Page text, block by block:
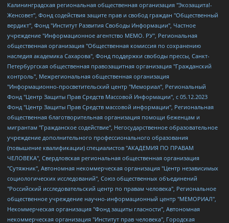
Калининградская региональная общественная организация "Экозащита!-Женсовет", Фонд содействия защите прав и свобод граждан "Общественный вердикт", Фонд "Институт Развития Свободы Информации", Частное учреждение "Информационное агентство МЕМО. РУ", Региональная общественная организация "Общественная комиссия по сохранению наследия академика Сахарова", Фонд поддержки свободы прессы, Санкт-Петербургская общественная правозащитная организация "Гражданский контроль", Межрегиональная общественная организация "Информационно-просветительский центр "Мемориал", Региональный Фонд "Центр Защиты Прав Средств Массовой Информации", с 05.12.2023 Фонд "Центр Защиты Прав Средств массовой информации", Региональная общественная благотворительная организация помощи беженцам и мигрантам "Гражданское содействие", Негосударственное образовательное учреждение дополнительного профессионального образования (повышение квалификации) специалистов "АКАДЕМИЯ ПО ПРАВАМ ЧЕЛОВЕКА", Свердловская региональная общественная организация "Сутяжник", Автономная некоммерческая организация "Центр независимых социологических исследований", Союз общественных объединений "Российский исследовательский центр по правам человека", Региональное общественное учреждение научно-информационный центр "МЕМОРИАЛ", Некоммерческая организация "Фонд защиты гласности", Автономная некоммерческая организация "Институт прав человека", Городская общественная организация "Екатеринбургское общество "МЕМОРИАЛ", Городская общественная организация "Рязанское историко-просветительское и правозащитное общество "Мемориал" (Рязанский Мемориал), Челябинский региональный орган общественной самодеятельности – женское общественное объединение "Женщины Евразии", Челябинский региональный орган общественной самодеятельности "Уральская правозащитная группа", Фонд содействия защите здоровья и социальной справедливости имени Андрея Рылькова, Автономная Некоммерческая Организация "Аналитический Центр Юрия Левады", Автономная некоммерческая организация социальной поддержки населения "Проект Апрель", Региональная общественная организация помощи женщинам и детям, находящимся в кризисной ситуации "Информационно-методический центр "Анна", Фонд содействия развитию массовых коммуникаций и правовому просвещению "Так-так-Так", Фонд содействия устойчивому развитию "Серебряная тайга", Свердловский региональный общественный фонд социальных проектов "Новое время", "Idel.Реалии", Кавказ.Реалии, Крым.Реалии, Телеканал Настоящее Время, Татаро-башкирская служба Радио Свобода (Azatliq Radiosi), Радио Свободная Европа/Радио Свобода (PCE/PC), "Сибирь.Реалии", "Фактограф", Благотворительный фонд помощи осужденным и их семьям, Автономная некоммерческая организация "Институт глобализации и социальных движений", Фонд "В защиту прав заключенных", Частное учреждение "Центр поддержки и содействия развитию средств массовой информации", Пензенский региональный общественный благотворительный фонд "Гражданский союз", "Север.Реалии", Некоммерческая организация Фонд "Правовая инициатива", Общество с ограниченной ответственностью "Радио Свободная Европа/Радио Свобода", Чешское информационное агентство "MEDIUM-ORIENT", Красноярская региональная общественная организация "Мы против СПИДа", Камалягин Денис Николаевич, Маркелов Сергей Евгеньевич, Пономарев Лев Александрович, Савицкая Людмила Алексеевна, Автономная некоммерческая организация "Центр по работе с проблемой насилия "НАСИЛИЮ.НЕТ", Межрегиональный профессиональный союз работников здравоохранения "Альянс врачей", Юридическое лицо, зарегистрированное в Латвийской Республике, SIA "Medusa Project" (регистрационный номер 40103797863, дата регистрации 10.06.2014), Некоммерческая организация "Фонд по борьбе с коррупцией", Автономная некоммерческая организация "Институт права и публичной политики", Баданин Роман Сергеевич, Гликин Максим Александрович, Железнова Мария Михайловна, Лукьянова Юлия Сергеевна, Маетная Елизавета Витальевна, Маняхин Петр Борисович, Чуракова Ольга Владимировна, Ярош Юлия Петровна, Юридическое лицо "The Insider SIA", зарегистрированное в Риге, Латвийская Республика (дата регистрации 26.06.2015), являющееся администратором доменного имени интернет-издания "The Insider SIA", https://theins.ru, Постернак Алексей Евгеньевич, Рубин Михаил Аркадьевич, Анин Роман Александрович, Юридическое лицо Istories fonds, зарегистрированное в Латвийской Республике (регистрационный номер 50008295751, дата регистрации 24.02.2020), Великовский Дмитрий Александрович, Долинина Ирина Николаевна, Мароховская Алеся Алексеевна, Шлейнов Роман Юрьевич, Шмагун Олеся Валентиновна, Общество с ограниченной ответственностью "Альтаир 2021", Общество с ограниченной ответственностью "Вега 2021", Общество с ограниченной ответственностью "Главный редактор 2021", Общество с ограниченной ответственностью "Ромашки монолит", Важенков Артем Валерьевич, Ивановская областная общественная организация "Центр гендерных исследований", Гурман Юрий Альбертович, Медиапроект "ОВД-Инфо", Егоров Владимир Владимирович, Жилинский Владимир Александрович, Общество с ограниченной ответственностью "ЗП", Иванова София Юрьевна, Карезина Инна Павловна, Кильтау Екатерина Викторовна, Петров Алексей Викторович, Пискунов Сергей Евгеньевич, Смирнов Сергей Сергеевич, Тихонов Михаил Сергеевич, Общество с ограниченной ответственностью "ЖУРНАЛИСТ-ИНОСТРАННЫЙ АГЕНТ", Арапова Галина Юрьевна, Вольтская Татьяна Анатольевна, Американская компания "Mason G.E.S. Anonymous Foundation" (США), являющаяся владельцем интернет-издания https://mnews.world/, Компания "Stichting Bellingcat", зарегистрированная в Нидерландах (дата регистрации 11.07.2018), Захаров Андрей Вячеславович, Клепиковская Екатерина Дмитриевна, Общество с ограниченной ответственностью "МЕМО", Перл Роман Александрович, Симонов Евгений Алексеевич, Соловьева Елена Анатольевна, Сотников Даниил Владимирович, Сурначева Елизавета Дмитриевна, Автономная некоммерческая организация по защите прав человека и информированию населения "Якутия – Наше Мнение", Общество с ограниченной ответственностью "Москоу диджитал медиа", с 26.01.2023 Общество с ограниченной ответственностью "Чайка Белые сады", Ветошкина Валерия Валерьевна, Заговора Максим Александрович, Межрегиональное общественное движение "Российская ЛГБТ - сеть", Оленичев Максим Владимирович, Павлов Иван Юрьевич, Скворцова Елена Сергеевна, Общество с ограниченной ответственностью "Как бы инагент", Кочетков Игорь Викторович, Общество с ограниченной ответственностью "Честные выборы", Еланчик Олег Александрович, Общество с ограниченной ответственностью "Нобелевский призыв", Гималова Регина Эмилевна, Григорьев Андрей Валерьевич, Григорьева Алина Александровна, Ассоциация по содействию защите прав призывников, альтернативнослужащих и военнослужащих "Правозащитная группа "Гражданин.Армия.Право", Хисамова Регина Фаритовна, Автономная некоммерческая организация по реализации социально-правовых программ "Лилит", Дальневосточное общественное движение "Маяк", Санкт-Петербургская ЛГБТ-инициативная группа "Выход", Инициативная группа ЛГБТ+ "Реверс", Алексеев Андрей Викторович, Бекбулатова Таисия Львовна, Беляев Иван Михайлович, Владыкина Елена Сергеевна, Гельман Марат Александрович, Никульшина Вероника Юрьевна, Толоконникова Надежда Андреевна, Шендерович Виктор Анатольевич, Общество с ограниченной ответственностью "Данное сообщение", Общество с ограниченной ответственностью Издательский дом "Новая глава", Айнбиндер Александра Александровна, Московский комьюнити-центр для ЛГБТ+инициатив, Благотворительный фонд развития филантропии, Deutsche Welle (Германия, Kurt-Schumacher-Strasse 3, 53113 Bonn), Борзунова Мария Михайловна, Воробьев Виктор Викторович, Голубева Анна Львовна, Константинова Алла Михайловна, Малкова Ирина Владимировна, Мурадов Мурад Абдулгалимович, Осетинская Елизавета Николаевна, Понасенков Евгений Николаевич, Ганапольский Матвей Юрьевич, Киселев Евгений Алексеевич, Борухович Ирина Григорьевна, Дремин Иван Тимофеевич, Дубровский Дмитрий Викторович, Красноярская региональная общественная организация поддержки и развития альтернативных образовательных технологий и межкультурных коммуникаций "ИНТЕРРА", Маяковская Екатерина Алексеевна, Фейгин Марк Захарович, Филимонов Андрей Викторович, Дзугкоева Регина Николаевна, Доброхотов Роман Александрович, Дудь Юрий Александрович, Елкин Сергей Владимирович, Кругликов Кирилл Игоревич, Сабунаева Мария Леонидовна, Семенов Алексей Владимирович, Шаинян Карен Багратович, Шульман Екатерина Михайловна, Асафьев Артур Валерьевич, Вахштайн Виктор Семенович, Венедиктов Алексей Алексеевич, Лушникова Екатерина Евгеньевна, Волков Леонид Михайлович, Невзоров Александр Глебович, Пархоменко Сергей Борисович, Сироткин Ярослав Николаевич, Кара-Мурза Владимир Владимирович, Баранова Наталья Владимировна, Гозман Леонид Яковлевич, Кагарлицкий Борис Юльевич, Климарев Михаил Валерьевич, Милов Владимир Станиславович, Автономная некоммерческая организация Краснодарский центр современного искусства "Типография", Моргенштерн Алишер Тагирович, Соболь Любовь Эдуардовна, Общество с ограниченной ответственностью "ЛИЗА НОРМ", Каспаров Гарри Кимович, Ходорковский Михаил Борисович, Общество с ограниченной ответственностью "Апрельские тезисы", Данилович Ирина Брониславовна, Кашин Олег Владимирович, Петров Николай Владимирович, Пивоваров Алексей Владимирович, Соколов Михаил Владимирович, Цветкова Юлия Владимировна, Чичваркин Евгений Александрович, Комитет против пыток/Команда против пыток, Общество с ограниченной ответственностью "Первый научный", Общество с ограниченной ответственностью "Вертолет и ко", Белоцерковская Вероника Борисовна, Кац Максим Евгеньевич, Лазарева Татьяна Юрьевна, Шаведдинов Руслан Табризович, Яшин Илья Валерьевич, Общество с ограниченной ответственностью "Иноагент ААВ", Алешковский Дмитрий Петрович, Альбац Евгения Марковна, Быков Дмитрий Львович, Галямина Юлия Евгеньевна, Лойко Сергей Леонидович, Мартынов Кирилл Константинович, Медведев Сергей Александрович, Крашенинников Федор Геннадиевич, Гордеева Катерина Вл